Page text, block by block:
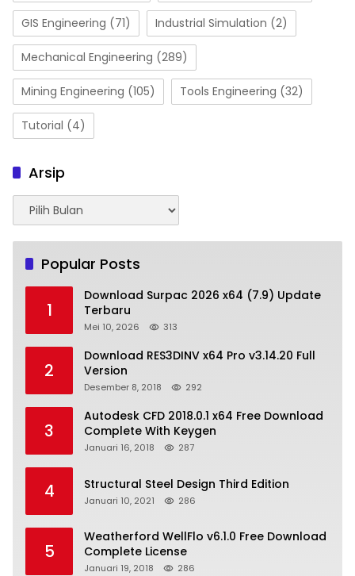
GIS Engineering (71) Industrial Simulation (2)
Mechanical Engineering (289)
Mining Engineering (105) Tools Engineering (32)
Tutorial (4)
Arsip
Arsip
Popular Posts
1
Download Surpac 2026 x64 (7.9) Update
Terbaru
Mei 10, 2026 313
2
Download RES3DINV x64 Pro v3.14.20 Full
Version
Desember 8, 2018 292
3
Autodesk CFD 2018.0.1 x64 Free Download
Complete With Keygen
Januari 16, 2018 287
4 Structural Steel Design Third Edition
Januari 10, 2021 286
5
Weatherford WellFlo v6.1.0 Free Download
Complete License
Januari 19, 2018 286